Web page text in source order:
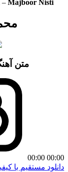
– Majboor Nisti
متن
00:00
00:00
دانلود مستقیم با کیفیت